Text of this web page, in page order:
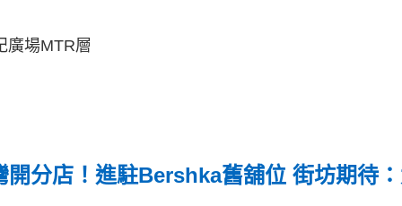
廣場MTR層
分店！進駐Bershka舊舖位 街坊期待